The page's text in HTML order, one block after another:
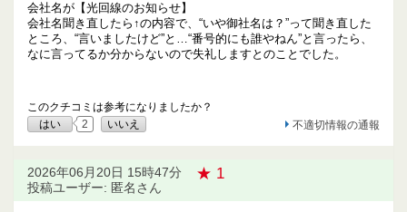
会社名が【光回線のお知らせ】
会社名聞き直したら↑の内容で、“いや御社名は？”って聞き直した
ところ、“言いましたけど”と…“番号的にも誰やねん”と言ったら、
なに言ってるか分からないので失礼しますとのことでした。
このクチコミは参考になりましたか？
はい
2 いいえ 不適切情報の通報
2026年06月20日 15時47分 ★ 1
投稿ユーザー: 匿名さん